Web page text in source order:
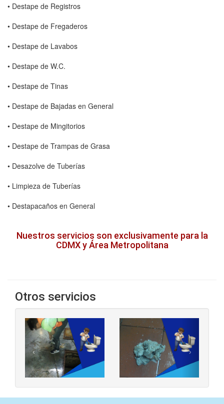
• Destape de Registros
• Destape de Fregaderos
• Destape de Lavabos
• Destape de W.C.
• Destape de Tinas
• Destape de Bajadas en General
• Destape de Mingitorios
• Destape de Trampas de Grasa
• Desazolve de Tuberías
• Limpieza de Tuberías
• Destapacaños en General
Nuestros servicios son exclusivamente para la
CDMX y Área Metropolitana
Otros servicios
‹ ›